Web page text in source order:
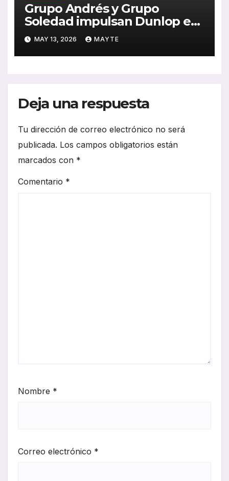
Grupo Andrés y Grupo
Soledad impulsan Dunlop en
España con una alianza
estratégica clave para la
movilidad profesional
MAY 13, 2026 MAYTE
Deja una respuesta
Tu dirección de correo electrónico no será
publicada. Los campos obligatorios están
marcados con *
Comentario *
Nombre *
Correo electrónico *